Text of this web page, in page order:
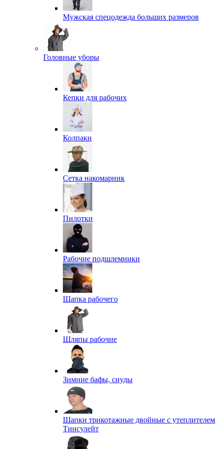
Мужская спецодежда больших размеров
Головные уборы
Кепки для рабочих
Колпаки
Сетка накомарник
Пилотки
Рабочие подшлемники
Шапка рабочего
Шляпы рабочие
Зимние бафы, снуды
Шапки трикотажные двойные с утеплителем
Тинсулейт